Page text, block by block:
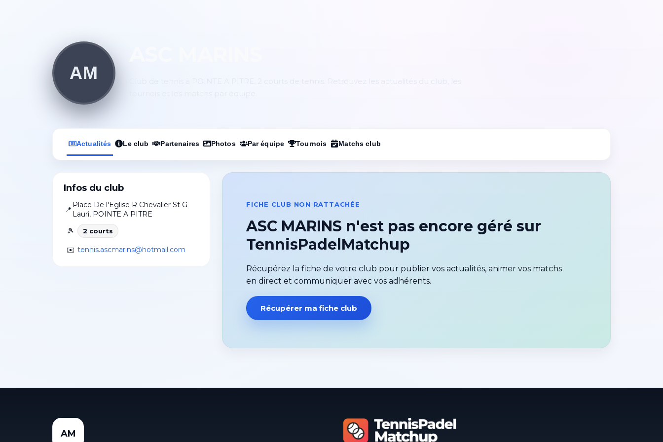
AM
Actualités Le club Partenaires Photos Par équipe Tournois Matchs club
Infos du club
📍
Place De l'Eglise R Chevalier St G
Lauri, POINTE A PITRE
🎾
2 courts
✉️ tennis.ascmarins@hotmail.com
FICHE CLUB NON RATTACHÉE
ASC MARINS n'est pas encore géré sur
TennisPadelMatchup
Récupérez la fiche de votre club pour publier vos actualités, animer vos matchs
en direct et communiquer avec vos adhérents.
Récupérer ma fiche club
AM